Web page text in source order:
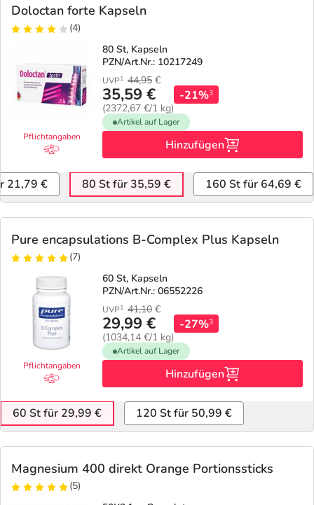
Doloctan forte Kapseln
(4)
Pflichtangaben
80 St, Kapseln
PZN/Art.Nr.: 10217249
UVP1 44,95 €
35,59 €
(2372,67 €/1 kg)
-21%3
Artikel auf Lager
Hinzufügen
21,79 € 80 St für 35,59 € 160 St für 64,69 €
Pure encapsulations B-Complex Plus Kapseln
(7)
Pflichtangaben
60 St, Kapseln
PZN/Art.Nr.: 06552226
UVP1 41,10 €
29,99 €
(1034,14 €/1 kg)
-27%3
Artikel auf Lager
Hinzufügen
60 St für 29,99 € 120 St für 50,99 €
Magnesium 400 direkt Orange Portionssticks
(5)